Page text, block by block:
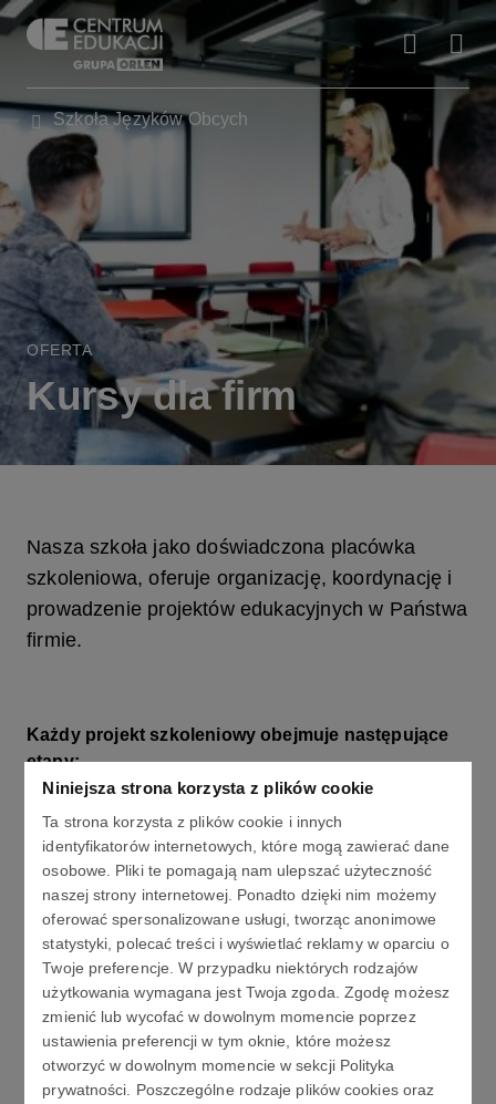
Niniejsza strona korzysta z plików cookie
Ta strona korzysta z plików cookie i innych
identyfikatorów internetowych, które mogą zawierać dane
osobowe. Pliki te pomagają nam ulepszać użyteczność
naszej strony internetowej. Ponadto dzięki nim możemy
oferować spersonalizowane usługi, tworząc anonimowe
statystyki, polecać treści i wyświetlać reklamy w oparciu o
Twoje preferencje. W przypadku niektórych rodzajów
użytkowania wymagana jest Twoja zgoda. Zgodę możesz
zmienić lub wycofać w dowolnym momencie poprzez
ustawienia preferencji w tym oknie, które możesz
otworzyć w dowolnym momencie w sekcji Polityka
prywatności. Poszczególne rodzaje plików cookies oraz
Szkoła Języków Obcych
OFERTA
Kursy dla firm
Nasza szkoła jako doświadczona placówka
szkoleniowa, oferuje organizację, koordynację i
prowadzenie projektów edukacyjnych w Państwa
firmie.
Każdy projekt szkoleniowy obejmuje następujące
etapy:
komunikacja (rozmowy wstępne, analiza potrzeb
słuchaczy, przygotowanie oferty),
organizacja (nadzór metodyczny, testy
kwalifikacyjne, propozycje rodzaju kursu i jego
intensywności),
planowanie (określenie celu szkolenia oraz jego
zawartości merytorycznej, określenie lokalizacji,
odbiorców szkolenia, częstotliwości spotkań,
ustalenie zasad komunikacji wewnętrznej).